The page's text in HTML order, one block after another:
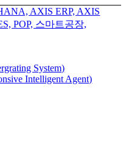
System)
Intelligent Agent)